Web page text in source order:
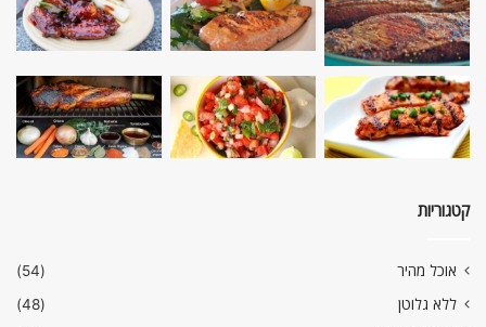
קטגוריות
אוכל מהיר
(54)
ללא גלוטן
(48)